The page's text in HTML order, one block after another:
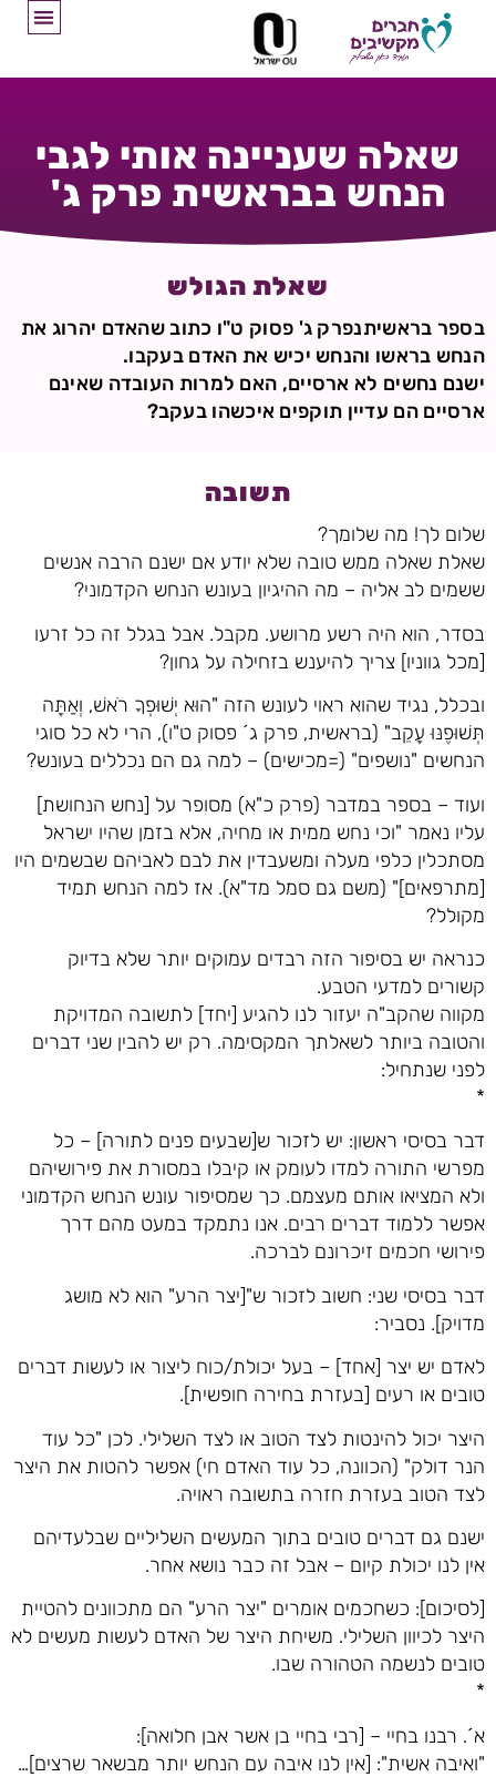
שאלה שעניינה אותי לגבי
הנחש בבראשית פרק ג'
שאלת הגולש
בספר בראשיתנפרק ג' פסוק ט"ו כתוב שהאדם יהרוג את
הנחש בראשו והנחש יכיש את האדם בעקבו.
ישנם נחשים לא ארסיים, האם למרות העובדה שאינם
ארסיים הם עדיין תוקפים איכשהו בעקב?
תשובה
שלום לך! מה שלומך?
שאלת שאלה ממש טובה שלא יודע אם ישנם הרבה אנשים
ששמים לב אליה – מה ההיגיון בעונש הנחש הקדמוני?
בסדר, הוא היה רשע מרושע. מקבל. אבל בגלל זה כל זרעו
[מכל גווניו] צריך להיענש בזחילה על גחון?
ובכלל, נגיד שהוא ראוי לעונש הזה "הוּא יְשׁוּפְךָ רֹאשׁ, וְאַתָּה
תְּשׁוּפֶנּוּ עָקֵב" (בראשית, פרק ג´ פסוק ט"ו), הרי לא כל סוגי
הנחשים "נושפים" (=מכישים) – למה גם הם נכללים בעונש?
ועוד – בספר במדבר (פרק כ"א) מסופר על [נחש הנחושת]
עליו נאמר "וכי נחש ממית או מחיה, אלא בזמן שהיו ישראל
מסתכלין כלפי מעלה ומשעבדין את לבם לאביהם שבשמים היו
[מתרפאים]" (משם גם סמל מד"א). אז למה הנחש תמיד
מקולל?
כנראה יש בסיפור הזה רבדים עמוקים יותר שלא בדיוק
קשורים למדעי הטבע.
מקווה שהקב"ה יעזור לנו להגיע [יחד] לתשובה המדויקת
והטובה ביותר לשאלתך המקסימה. רק יש להבין שני דברים
לפני שנתחיל:
*
דבר בסיסי ראשון: יש לזכור ש[שבעים פנים לתורה] – כל
מפרשי התורה למדו לעומק או קיבלו במסורת את פירושיהם
ולא המציאו אותם מעצמם. כך שמסיפור עונש הנחש הקדמוני
אפשר ללמוד דברים רבים. אנו נתמקד במעט מהם דרך
פירושי חכמים זיכרונם לברכה.
דבר בסיסי שני: חשוב לזכור ש"[יצר הרע" הוא לא מושג
מדויק]. נסביר:
לאדם יש יצר [אחד] – בעל יכולת/כוח ליצור או לעשות דברים
טובים או רעים [בעזרת בחירה חופשית].
היצר יכול להינטות לצד הטוב או לצד השלילי. לכן "כל עוד
הנר דולק" (הכוונה, כל עוד האדם חי) אפשר להטות את היצר
לצד הטוב בעזרת חזרה בתשובה ראויה.
ישנם גם דברים טובים בתוך המעשים השליליים שבלעדיהם
אין לנו יכולת קיום – אבל זה כבר נושא אחר.
[לסיכום]: כשחכמים אומרים "יצר הרע" הם מתכוונים להטיית
היצר לכיוון השלילי. משיחת היצר של האדם לעשות מעשים לא
טובים לנשמה הטהורה שבו.
*
א´. רבנו בחיי – [רבי בחיי בן אשר אבן חלואה]:
"ואיבה אשית": [אין לנו איבה עם הנחש יותר מבשאר שרצים]…